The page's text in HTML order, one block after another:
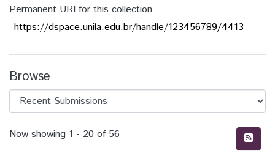
Permanent URI for this collection
https://dspace.unila.edu.br/handle/123456789/4413
Browse
Recent Submissions
Now showing 1 - 20 of 56